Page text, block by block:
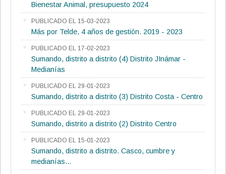
Bienestar Animal, presupuesto 2024
PUBLICADO EL 15-03-2023
Más por Telde, 4 años de gestión. 2019 - 2023
PUBLICADO EL 17-02-2023
Sumando, distrito a distrito (4) Distrito JInámar -
Medianías
PUBLICADO EL 29-01-2023
Sumando, distrito a distrito (3) Distrito Costa - Centro
PUBLICADO EL 29-01-2023
Sumando, distrito a distrito (2) Distrito Centro
PUBLICADO EL 15-01-2023
Sumando, distrito a distrito. Casco, cumbre y
medianías...